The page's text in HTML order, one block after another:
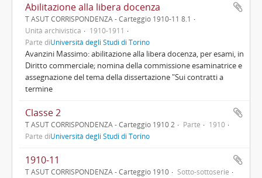
Abilitazione alla libera docenza
T ASUT CORRISPONDENZA - Carteggio 1910-11 8.1
Unità archivistica
1910-1911
Parte diUniversità degli Studi di Torino
Avanzini Massimo: abilitazione alla libera docenza, per esami, in
Diritto commerciale; nomina della commissione esaminatrice e
assegnazione del tema della dissertazione "Sui contratti a
termine
Classe 2
T ASUT CORRISPONDENZA - Carteggio 1910 2 Parte
1910
Parte diUniversità degli Studi di Torino
1910-11
T ASUT CORRISPONDENZA - Carteggio 1910
Sotto-sottoserie